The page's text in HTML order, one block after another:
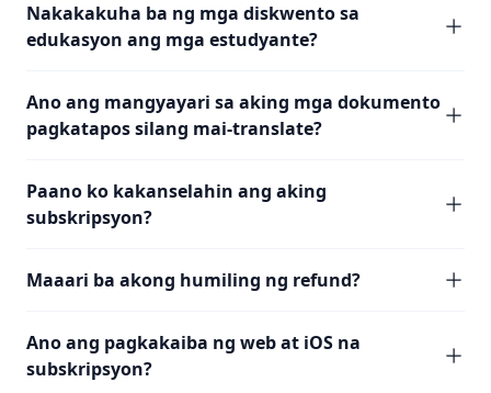
Nakakakuha ba ng mga diskwento sa
edukasyon ang mga estudyante?
Ano ang mangyayari sa aking mga dokumento
pagkatapos silang mai-translate?
Paano ko kakanselahin ang aking
subskripsyon?
Maaari ba akong humiling ng refund?
Ano ang pagkakaiba ng web at iOS na
subskripsyon?